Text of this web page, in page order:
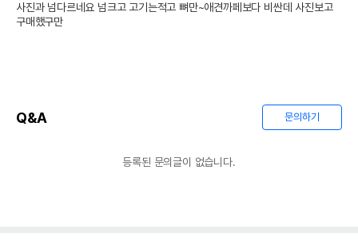
사진과 넘다르네요 넘크고 고기는적고 뼈만~애견까페보다 비싼데 사진보고
구매했구만
Q&A 문의하기
등록된 문의글이 없습니다.